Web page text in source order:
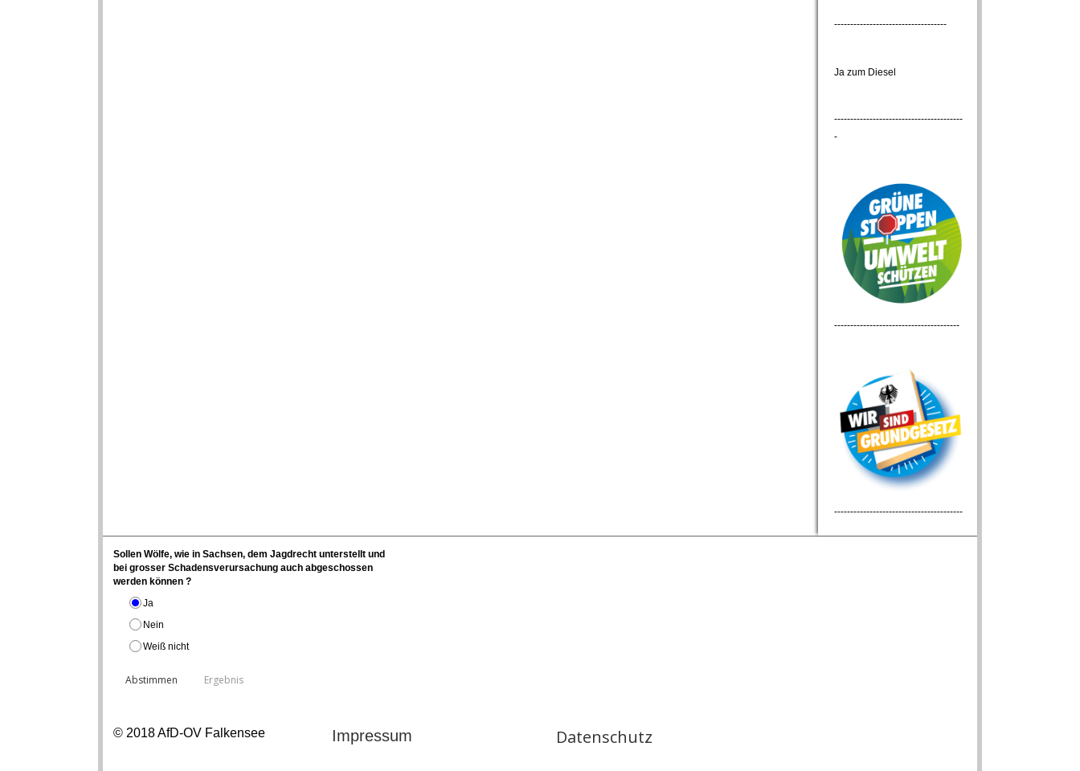
-----------------------------------
Ja zum Diesel
----------------------------------------
-
---------------------------------------
----------------------------------------
Sollen Wölfe, wie in Sachsen, dem Jagdrecht unterstellt und
bei grosser Schadensverursachung auch abgeschossen
werden können ?
Ja
Nein
Weiß nicht
© 2018 AfD-OV Falkensee Impressum Datenschutz